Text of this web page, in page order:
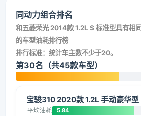
同动力组合排名
和五菱荣光 2014款 1.2L S 标准型具有相
的车型油耗排行榜
排行标准：统计车主数不少于20。
第30名（共45款车型）
宝骏310 2020款 1.2L 手动豪华型
平均油耗 5.84